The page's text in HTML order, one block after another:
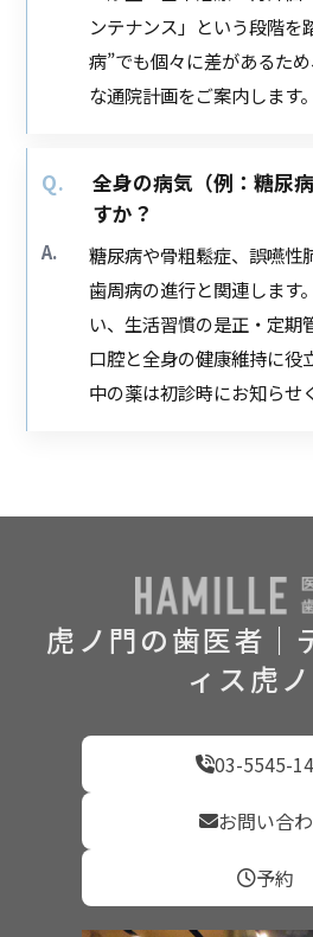
ンテナンス」という段階を
病”でも個々に差があるた
な通院計画をご案内します。
全身の病気（例：糖尿
すか？
糖尿病や骨粗鬆症、誤嚥性
歯周病の進行と関連します
い、生活習慣の是正・定期
口腔と全身の健康維持に役
中の薬は初診時にお知らせ
虎ノ門の歯医者｜
ィス虎
03-5545-
お問い合
予約